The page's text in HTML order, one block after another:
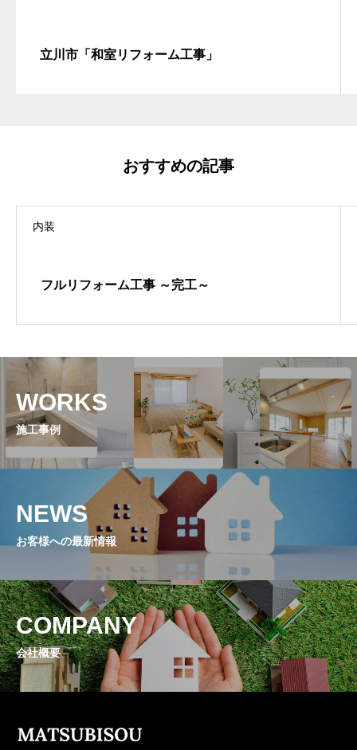
立川市「和室リフォーム工事」
おすすめの記事
内装
フルリフォーム工事 ～完工～
WORKS
施工事例
NEWS
お客様への最新情報
COMPANY
会社概要